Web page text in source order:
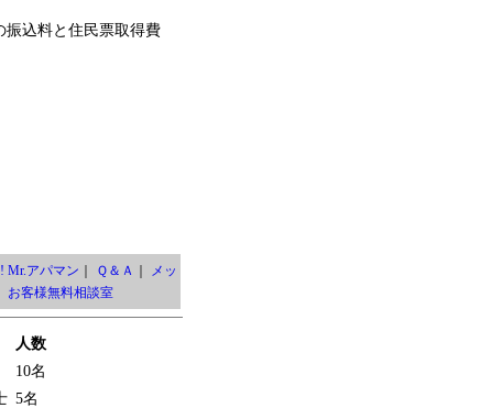
振込料と住民票取得費
Mr.アパマン Ｑ＆Ａ
メッ
お客様無料相談室
人数
10名
5名